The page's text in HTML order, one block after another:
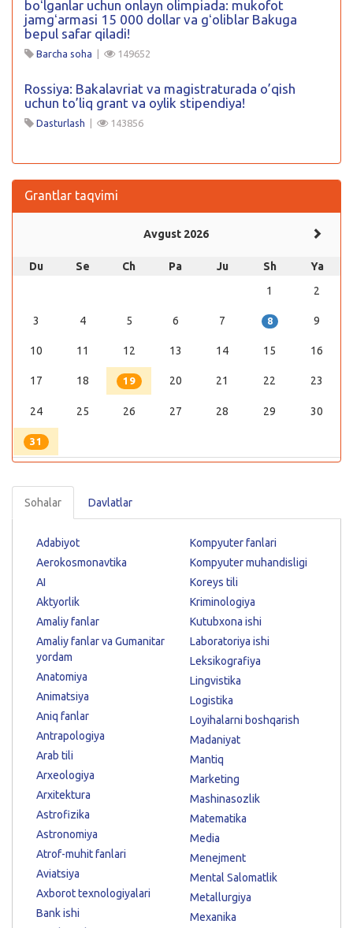
boʻlganlar uchun onlayn olimpiada: mukofot
jamgʻarmasi 15 000 dollar va gʻoliblar Bakuga
bepul safar qiladi!
Barcha soha | 149652
Rossiya: Bakalavriat va magistraturada o’qish
uchun to’liq grant va oylik stipendiya!
Dasturlash | 143856
Grantlar taqvimi
Avgust 2026
Du Se Ch Pa Ju Sh
Ya
1
2
3 4 5 6 7 8 9
10 11 12 13 14 15 16
17 18 19 20 21 22 23
24 25 26 27 28 29 30
31
Sohalar Davlatlar
Adabiyot
Aerokosmonavtika
AI
Aktyorlik
Amaliy fanlar
Amaliy fanlar va Gumanitar
yordam
Anatomiya
Animatsiya
Aniq fanlar
Antrapologiya
Arab tili
Arxeologiya
Arxitektura
Astrofizika
Astronomiya
Atrof-muhit fanlari
Aviatsiya
Axborot texnologiyalari
Bank ishi
Kompyuter fanlari
Kompyuter muhandisligi
Koreys tili
Kriminologiya
Kutubxona ishi
Laboratoriya ishi
Leksikografiya
Lingvistika
Logistika
Loyihalarni boshqarish
Madaniyat
Mantiq
Marketing
Mashinasozlik
Matematika
Media
Menejment
Mental Salomatlik
Metallurgiya
Mexanika